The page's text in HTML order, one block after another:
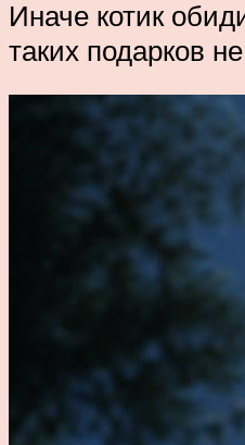
Иначе котик
таких подарков